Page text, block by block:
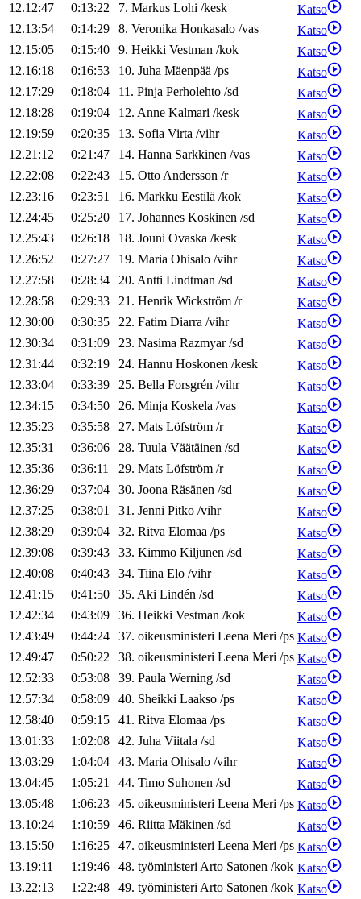
12.12:47
0:13:22 7. Markus Lohi /kesk
Katso
12.13:54
0:14:29 8. Veronika Honkasalo /vas
Katso
12.15:05
0:15:40 9. Heikki Vestman /kok
Katso
12.16:18
0:16:53 10. Juha Mäenpää /ps
Katso
12.17:29
0:18:04 11. Pinja Perholehto /sd
Katso
12.18:28
0:19:04 12. Anne Kalmari /kesk
Katso
12.19:59
0:20:35 13. Sofia Virta /vihr
Katso
12.21:12
0:21:47 14. Hanna Sarkkinen /vas
Katso
12.22:08
0:22:43 15. OttoAndersson /r
Katso
12.23:16
0:23:51 16. Markku Eestilä /kok
Katso
12.24:45
0:25:20 17. Johannes Koskinen /sd
Katso
12.25:43
0:26:18 18. Jouni Ovaska /kesk
Katso
12.26:52
0:27:27 19. Maria Ohisalo /vihr
Katso
12.27:58
0:28:34 20. Antti Lindtman /sd
Katso
12.28:58
0:29:33 21. Henrik Wickström /r
Katso
12.30:00
0:30:35 22. Fatim Diarra /vihr
Katso
12.30:34
0:31:09 23. Nasima Razmyar/sd
Katso
12.31:44
0:32:19 24. Hannu Hoskonen /kesk
Katso
12.33:04
0:33:39 25. Bella Forsgrén /vihr
Katso
12.34:15
0:34:50 26. Minja Koskela /vas
Katso
12.35:23
0:35:58 27. Mats Löfström /r
Katso
12.35:31
0:36:06 28. Tuula Väätäinen /sd
Katso
12.35:36
0:36:11 29. Mats Löfström /r
Katso
12.36:29
0:37:04 30. Joona Räsänen /sd
Katso
12.37:25
0:38:01 31. Jenni Pitko /vihr
Katso
12.38:29
0:39:04 32. Ritva Elomaa /ps
Katso
12.39:08
0:39:43 33. Kimmo Kiljunen /sd
Katso
12.40:08
0:40:43 34. Tiina Elo /vihr
Katso
12.41:15
0:41:50 35. Aki Lindén /sd
Katso
12.42:34
0:43:09 36. Heikki Vestman /kok
Katso
12.43:49
0:44:24 37. oikeusministeri Leena Meri /ps Katso
12.49:47
0:50:22 38. oikeusministeri Leena Meri /ps Katso
12.52:33
0:53:08 39. Paula Werning /sd
Katso
12.57:34
0:58:09 40. Sheikki Laakso /ps
Katso
12.58:40
0:59:15 41. Ritva Elomaa /ps
Katso
13.01:33
1:02:08 42. Juha Viitala /sd
Katso
13.03:29
1:04:04 43. Maria Ohisalo /vihr
Katso
13.04:45
1:05:21 44. Timo Suhonen /sd
Katso
13.05:48
1:06:23 45. oikeusministeri Leena Meri /ps Katso
13.10:24
1:10:59 46. Riitta Mäkinen /sd
Katso
13.15:50
1:16:25 47. oikeusministeri Leena Meri /ps Katso
13.19:11
1:19:46 48. työministeriArto Satonen /kok Katso
13.22:13
1:22:48 49. työministeriArto Satonen /kok Katso